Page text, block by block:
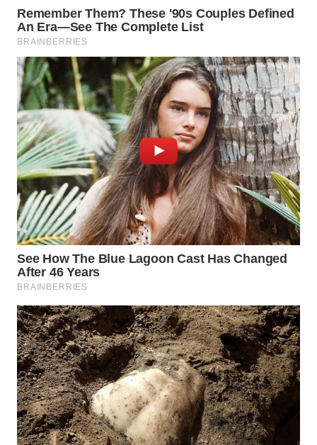
LIKUPANG
WN
LABUANBAJO
WN
BORNEO
Wahana
Media
Group
WAHANA
NEWS
WAHANA
TANI
WAHANA
ADVOKAT
WAHANA
INFRASTRUKTUR
WAHANA
KONSUMEN